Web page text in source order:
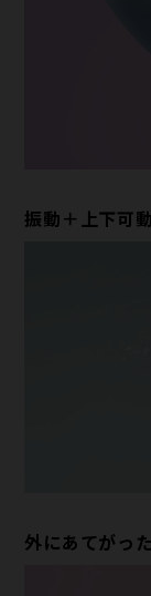
振動＋上下可
外にあてがっ